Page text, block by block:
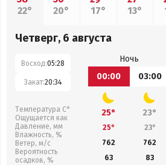
22°
20°
17°
13°
Четверг, 6 августа
Восход:05:28
Закат:20:34
Температура С°
Ощущается как
Давление, мм
Влажность, %
Ветер, м/с
Вероятность
осадков, %
Ночь
00:00
03:00
25° 23°
25° 23°
762
762
63
83